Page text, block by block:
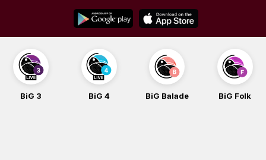
content
BiG 3 BiG 4 BiG Balade BiG Folk